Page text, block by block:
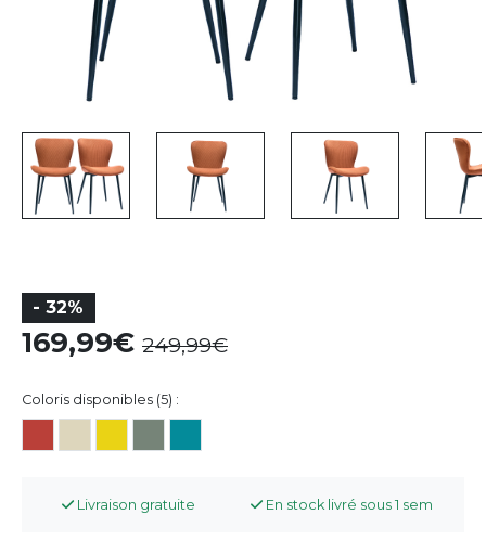
- 32%
169,99 249,99
Coloris disponibles (5) :
Livraison gratuite En stock livré sous 1 sem